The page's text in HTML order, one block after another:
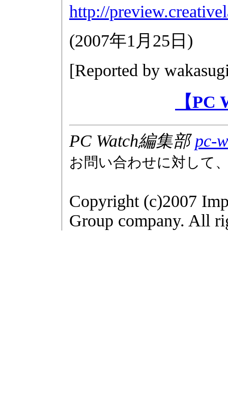
http://
(2007年1月25日 )
[Reported by
【
PC Watch編集部pc-
お問い合わせに対して
Copyright (c)2007
Group company. All